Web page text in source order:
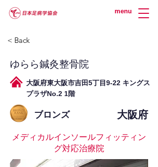
menu
< Back
ゆらら鍼灸整骨院
大阪府東大阪市吉田5丁目9-22 キングス
プラザNo.2 1階
ブロンズ 大阪府
メディカルインソールフィッティン
グ対応治療院